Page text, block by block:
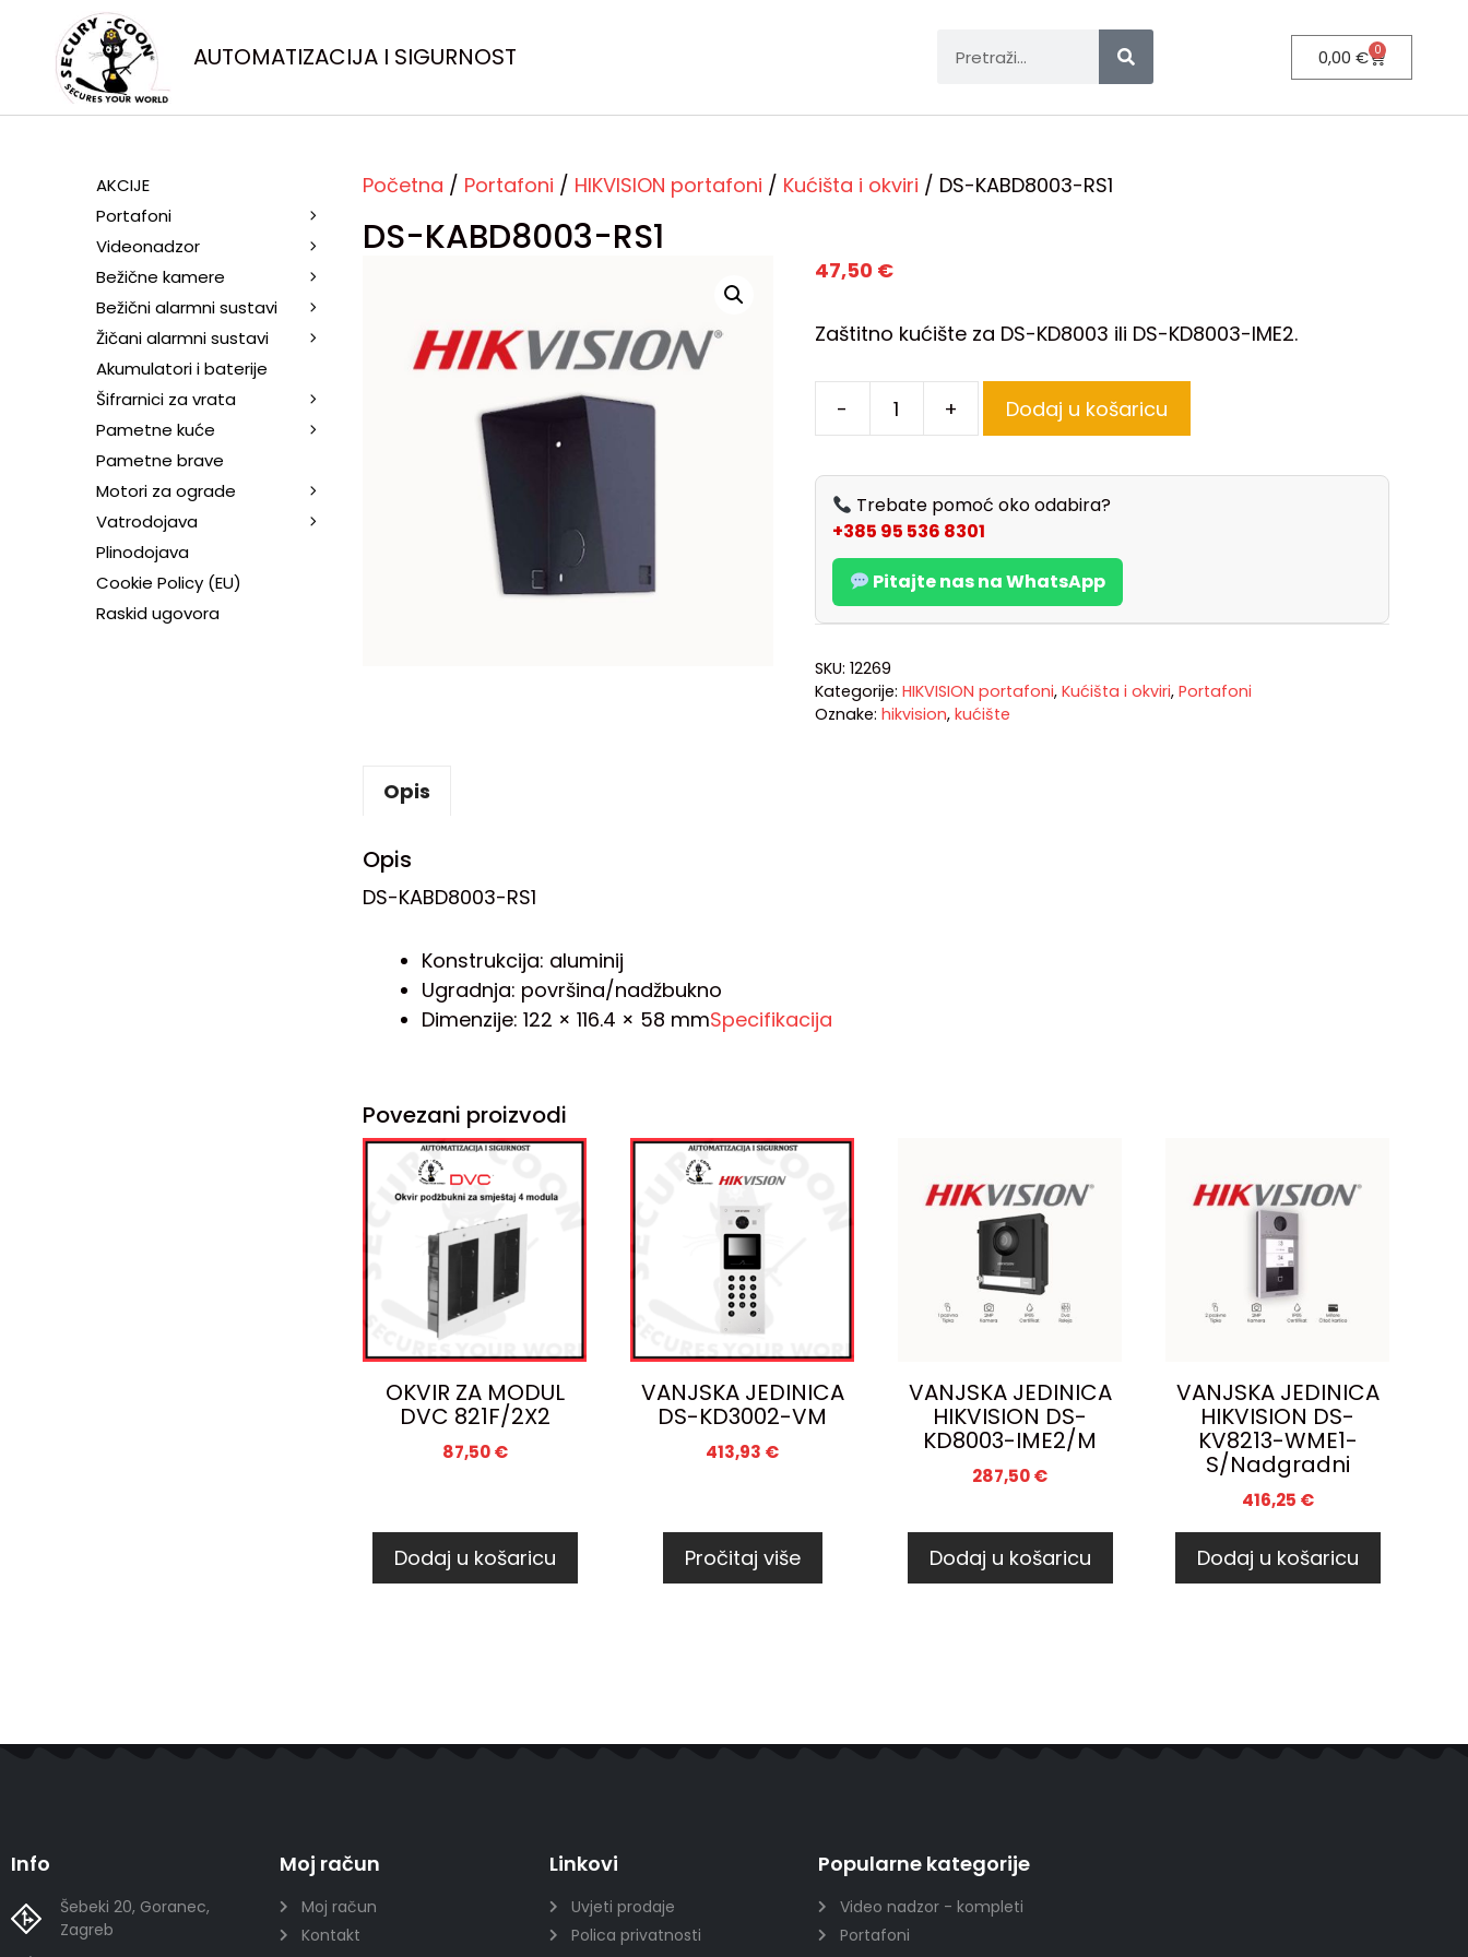
AUTOMATIZACIJA I SIGURNOST 0,00€ 0
Početna / Portafoni / HIKVISION portafoni / Kućišta i okviri / DS-KABD8003-RS1
DS-KABD8003-RS1
47,50 €
Zaštitno kućište za DS-KD8003 ili DS-KD8003-IME2.
- + Dodaj u košaricu
Trebate pomoć oko odabira?
+385 95 536 8301
Pitajte nas na WhatsApp
SKU: 12269
Kategorije: HIKVISION portafoni, Kućišta i okviri, Portafoni
Oznake: hikvision, kućište
Opis
Opis
DS-KABD8003-RS1
Konstrukcija: aluminij
Ugradnja: površina/nadžbukno
Dimenzije: 122 × 116.4 × 58 mmSpecifikacija
Povezani proizvodi
OKVIR ZA MODUL
DVC 821F/2X2
87,50€
Dodaj u košaricu
VANJSKA JEDINICA
DS-KD3002-VM
413,93 €
Pročitaj više
VANJSKA JEDINICA
HIKVISION DS-
KD8003-IME2/M
287,50€
Dodaj u košaricu
VANJSKA JEDINICA
HIKVISION DS-
KV8213-WME1-
S/Nadgradni
416,25 €
Dodaj u košaricu
AKCIJE
Portafoni
Videonadzor
Bežične kamere
Bežični alarmni sustavi
Žičani alarmni sustavi
Akumulatori i baterije
Šifrarnici za vrata
Pametne kuće
Pametne brave
Motori za ograde
Vatrodojava
Plinodojava
Cookie Policy (EU)
Raskid ugovora
Info
Šebeki 20, Goranec,
Zagreb
Moj račun
Moj račun
Kontakt
Linkovi
Uvjeti prodaje
Polica privatnosti
Popularne kategorije
Video nadzor - kompleti
Portafoni